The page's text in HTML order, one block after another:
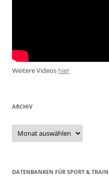
Weitere Videos hier
ARCHIV
Archiv
DATENBANKEN FÜR SPORT &